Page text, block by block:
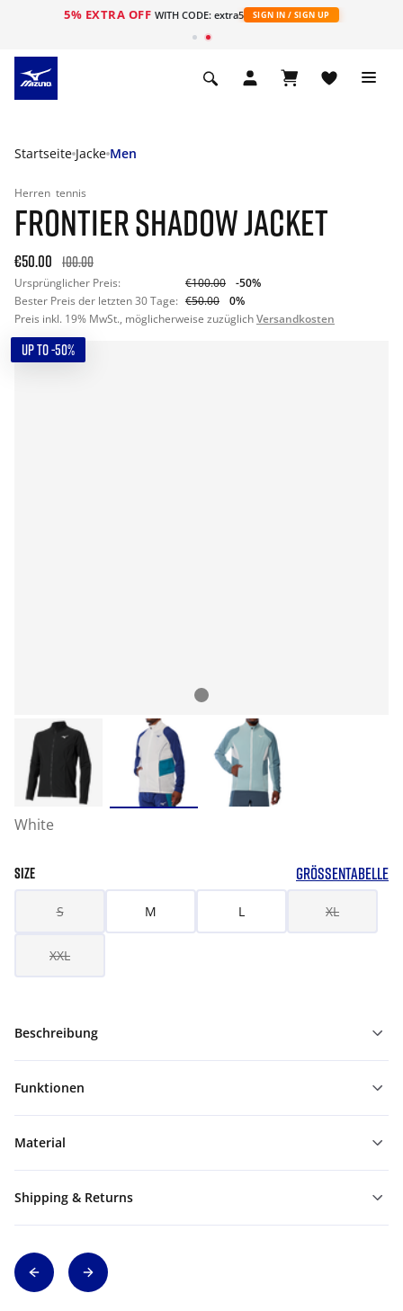
5% EXTRA OFF WITH CODE: extra5 SIGN IN / SIGN UP
Startseite Jacke Men
Herren tennis
FRONTIER SHADOW JACKET
€50.00 100.00
Ursprünglicher Preis: €100.00
-50%
Bester Preis der letzten 30 Tage: €50.00
0%
Preis inkl. 19% MwSt., möglicherweise zuzüglichVersandkosten
UP TO -50%
White
SIZE GRÖSSENTABELLE
S M L XL
XXL
Beschreibung
Funktionen
Material
Shipping & Returns